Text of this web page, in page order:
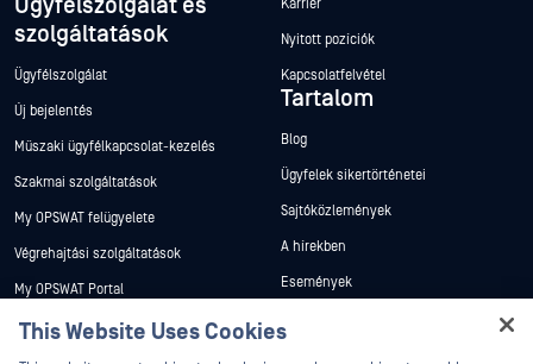
Ügyfélszolgálat és
szolgáltatások
Ügyfélszolgálat
Új bejelentés
Műszaki ügyfélkapcsolat-kezelés
Szakmai szolgáltatások
My OPSWAT felügyelete
Végrehajtási szolgáltatások
My OPSWAT Portal
Műszaki dokumentáció
Képzések
Karrier
Nyitott pozíciók
Kapcsolatfelvétel
Tartalom
Blog
Ügyfelek sikertörténetei
Sajtóközlemények
A hírekben
Események
This Website Uses Cookies